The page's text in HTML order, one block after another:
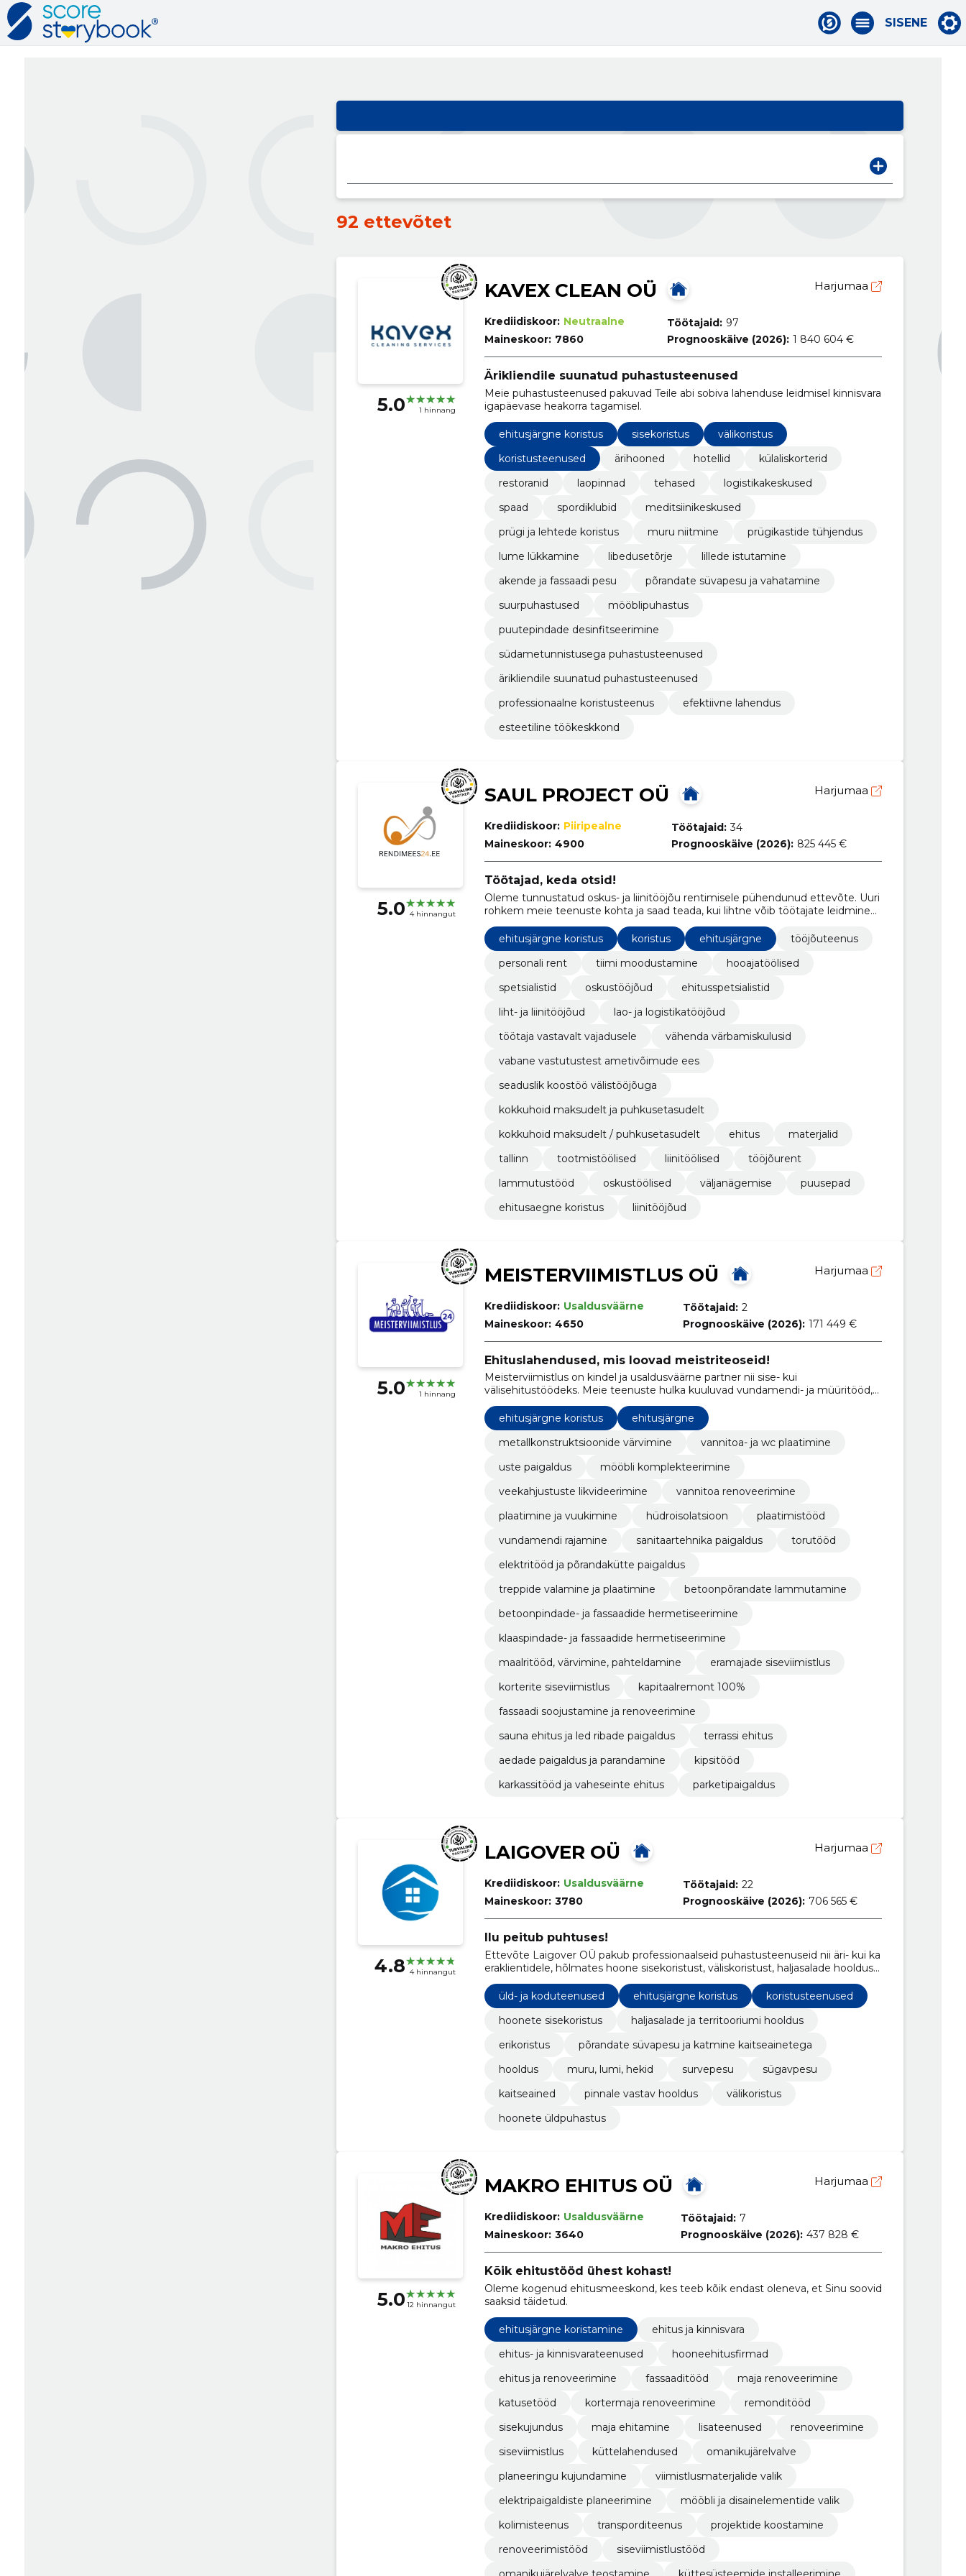
SISENE
92 ettevõtet
5.0 1 hinnang
KAVEX CLEAN OÜ Harjumaa
Krediidiskoor: Neutraalne
Maineskoor: 7860
Töötajaid: 97
Prognooskäive (2026): 1 840 604 €
Ärikliendile suunatud puhastusteenused
Meie puhastusteenused pakuvad Teile abi sobiva lahenduse leidmisel kinnisvara
igapäevase heakorra tagamisel.
ehitusjärgne koristus sisekoristus
välikoristus
koristusteenused
ärihooned hotellid
külaliskorterid
restoranid
laopinnad tehased
logistikakeskused
spaad
spordiklubid
meditsiinikeskused
prügi ja lehtede koristus
muru niitmine
prügikastide tühjendus
lume lükkamine
libedusetõrje
lillede istutamine
akende ja fassaadi pesu
põrandate süvapesu ja vahatamine
suurpuhastused
mööblipuhastus
puutepindade desinfitseerimine
südametunnistusega puhastusteenused
ärikliendile suunatud puhastusteenused
professionaalne koristusteenus
efektiivne lahendus
esteetiline töökeskkond
5.0 4 hinnangut
SAUL PROJECT OÜ Harjumaa
Krediidiskoor: Piiripealne
Maineskoor: 4900
Töötajaid: 34
Prognooskäive (2026): 825 445 €
Töötajad, keda otsid!
Oleme tunnustatud oskus- ja liinitööjõu rentimisele pühendunud ettevõte. Uuri
rohkem meie teenuste kohta ja saad teada, kui lihtne võib töötajate leidmine
ehitusjärgne koristus
koristus ehitusjärgne
tööjõuteenus
personali rent
tiimi moodustamine
hooajatöölised
spetsialistid
oskustööjõud
ehitusspetsialistid
liht- ja liinitööjõud
lao- ja logistikatööjõud
töötaja vastavalt vajadusele
vähenda värbamiskulusid
vabane vastutustest ametivõimude ees
seaduslik koostöö välistööjõuga
kokkuhoid maksudelt ja puhkusetasudelt
kokkuhoid maksudelt / puhkusetasudelt
ehitus
materjalid
tallinn
tootmistöölised liinitöölised
tööjõurent
lammutustööd
oskustöölised väljanägemise
puusepad
ehitusaegne koristus
liinitööjõud
5.0 1 hinnang
MEISTERVIIMISTLUS OÜ Harjumaa
Krediidiskoor: Usaldusväärne
Maineskoor: 4650
Töötajaid: 2
Prognooskäive (2026): 171 449 €
Ehituslahendused, mis loovad meistriteoseid!
Meisterviimistlus on kindel ja usaldusväärne partner nii sise- kui
välisehitustöödeks. Meie teenuste hulka kuuluvad vundamendi- ja müüritööd,
siseviimistlustööd ja parketipaigaldus. Meie professionaalne tiim tagab
tipptasemel töö ja klientide rahulolu.
ehitusjärgne koristus
ehitusjärgne
metallkonstruktsioonide värvimine
vannitoa- ja wc plaatimine
uste paigaldus
mööbli komplekteerimine
veekahjustuste likvideerimine
vannitoa renoveerimine
plaatimine ja vuukimine
hüdroisolatsioon
plaatimistööd
vundamendi rajamine
sanitaartehnika paigaldus
torutööd
elektritööd ja põrandakütte paigaldus
treppide valamine ja plaatimine
betoonpõrandate lammutamine
betoonpindade- ja fassaadide hermetiseerimine
klaaspindade- ja fassaadide hermetiseerimine
maalritööd, värvimine, pahteldamine
eramajade siseviimistlus
korterite siseviimistlus
kapitaalremont 100%
fassaadi soojustamine ja renoveerimine
sauna ehitus ja led ribade paigaldus
terrassi ehitus
aedade paigaldus ja parandamine
kipsitööd
karkassitööd ja vaheseinte ehitus
parketipaigaldus
4.8 4 hinnangut
LAIGOVER OÜ Harjumaa
Krediidiskoor: Usaldusväärne
Maineskoor: 3780
Töötajaid: 22
Prognooskäive (2026): 706 565 €
Ilu peitub puhtuses!
Ettevõte Laigover OÜ pakub professionaalseid puhastusteenuseid nii äri- kui ka
eraklientidele, hõlmates hoone sisekoristust, väliskoristust, haljasalade hooldust
ja palju muud.
üld- ja koduteenused
ehitusjärgne koristus
koristusteenused
hoonete sisekoristus
haljasalade ja territooriumi hooldus
erikoristus
põrandate süvapesu ja katmine kaitseainetega
hooldus
muru, lumi, hekid survepesu
sügavpesu
kaitseained
pinnale vastav hooldus
välikoristus
hoonete üldpuhastus
5.0 12 hinnangut
MAKRO EHITUS OÜ Harjumaa
Krediidiskoor: Usaldusväärne
Maineskoor: 3640
Töötajaid: 7
Prognooskäive (2026): 437 828 €
Kõik ehitustööd ühest kohast!
Oleme kogenud ehitusmeeskond, kes teeb kõik endast oleneva, et Sinu soovid
saaksid täidetud.
ehitusjärgne koristamine
ehitus ja kinnisvara
ehitus- ja kinnisvarateenused
hooneehitusfirmad
ehitus ja renoveerimine
fassaaditööd
maja renoveerimine
katusetööd
kortermaja renoveerimine
remonditööd
sisekujundus
maja ehitamine lisateenused
renoveerimine
siseviimistlus
küttelahendused
omanikujärelvalve
planeeringu kujundamine
viimistlusmaterjalide valik
elektripaigaldiste planeerimine
mööbli ja disainelementide valik
kolimisteenus
transporditeenus
projektide koostamine
renoveerimistööd
siseviimistlustööd